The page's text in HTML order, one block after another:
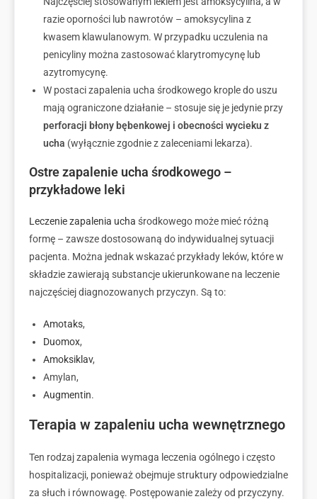
razie oporności lub nawrotów – amoksycylina z
kwasem klawulanowym. W przypadku uczulenia na
penicyliny można zastosować klarytromycynę lub
azytromycynę.
W postaci zapalenia ucha środkowego krople do uszu
mają ograniczone działanie – stosuje się je jedynie przy
perforacji błony bębenkowej i obecności wycieku z
ucha (wyłącznie zgodnie z zaleceniami lekarza).
Ostre zapalenie ucha środkowego –
przykładowe leki
Leczenie zapalenia ucha środkowego może mieć różną
formę – zawsze dostosowaną do indywidualnej sytuacji
pacjenta. Można jednak wskazać przykłady leków, które w
składzie zawierają substancje ukierunkowane na leczenie
najczęściej diagnozowanych przyczyn. Są to:
Amotaks,
Duomox,
Amoksiklav,
Amylan,
Augmentin.
Terapia w zapaleniu ucha wewnętrznego
Ten rodzaj zapalenia wymaga leczenia ogólnego i często
hospitalizacji, ponieważ obejmuje struktury odpowiedzialne
za słuch i równowagę. Postępowanie zależy od przyczyny.